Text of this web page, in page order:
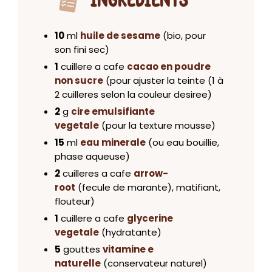
10ml huile de sesame (bio, pour
son fini sec)
1 cuillere a cafe cacao en poudre
non sucre (pour ajuster la teinte (1 à
2 cuilleres selon la couleur desiree)
2g cire emulsifiante
vegetale (pour la texture mousse)
15 ml eau minerale (ou eau bouillie,
phase aqueuse)
2cuilleres a cafe arrow-
root (fecule de marante), matifiant,
flouteur)
1 cuillere a cafe glycerine
vegetale (hydratante)
5 gouttes vitamine e
naturelle (conservateur naturel)